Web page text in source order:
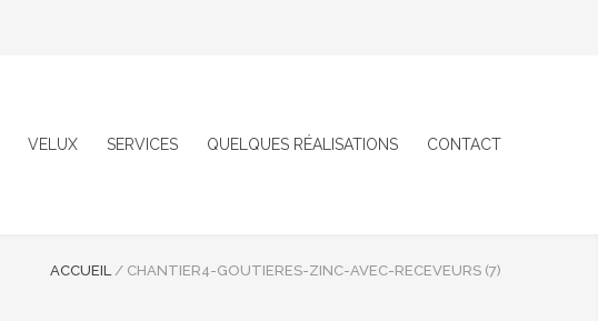
VELUX SERVICES QUELQUES RÉALISATIONS CONTACT
ACCUEIL / CHANTIER4-GOUTIERES-ZINC-AVEC-RECEVEURS (7)